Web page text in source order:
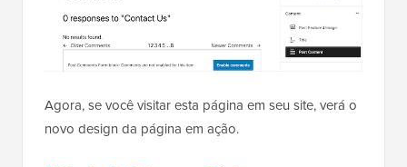
Agora, se você visitar esta página em seu site, verá o
novo design da página em ação.